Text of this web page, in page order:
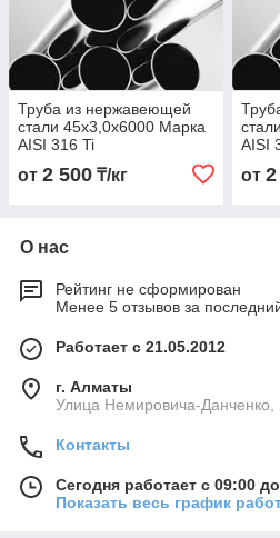
Труба из нержавеющей
стали 45х3,0х6000 Марка
AISI 316 Ti
от 2 500 ₸/кг
AISI
от
О нас
Рейтинг не сформирован
Менее 5 отзывов за
Работает с 21.05.2012
г. Алматы
Улица Немировича-Данченко,
Контакты
Сегодня работает с 09:00
Показать весь график